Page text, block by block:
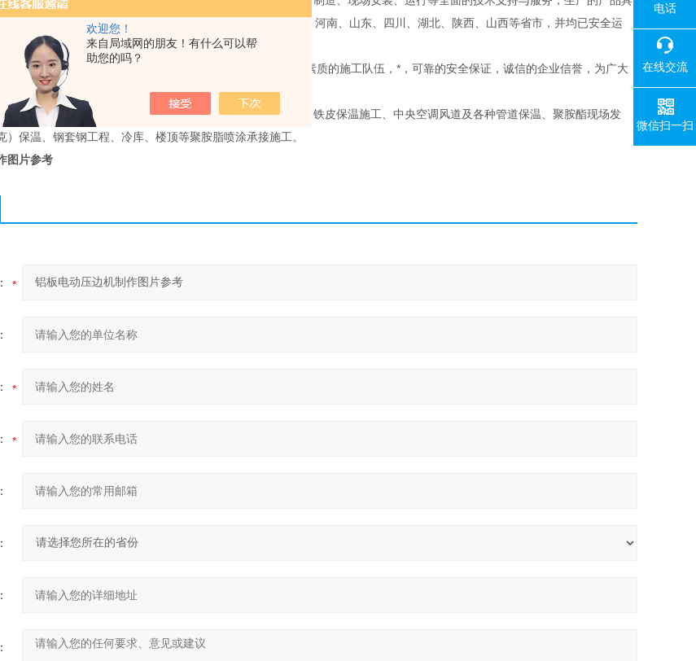
欢迎您！
来自局域网的朋友！有什么可以帮
助您的吗？
寿命长、运行经济、安全可靠等特点，先后销往天津、河北、河南、山东、四川、湖北、陕西、山西等省市，并均已安全运
用户好评。
腐工程的经验，工程遍布北京.天津.山东.河北.西北等地。高素质的施工队伍，*，可靠的安全保证，诚信的企业信誉，为广大
保温、设备、罐体、夹克管、（铁皮、铝板，不锈钢，PAP）铁皮保温施工、中央空调风道及各种管道保温、聚胺酯现场发
）保温、钢套钢工程、冷库、楼顶等聚胺脂喷涂承接施工。
图片参考
电话
在线交流
微信扫一扫